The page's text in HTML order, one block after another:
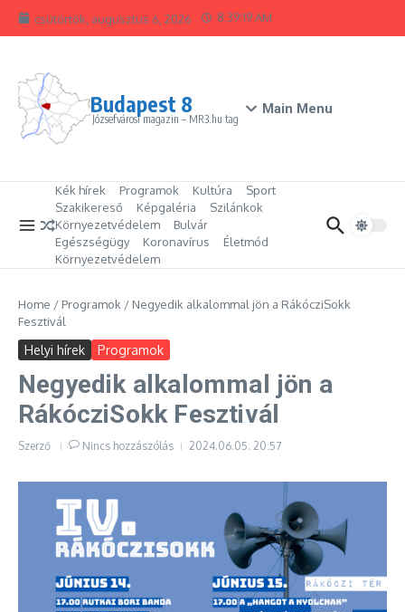
Ugrás a tartalomhoz
csütörtök, augusztus 6, 2026 8:39:19 AM
Budapest 8
Józsefvárosi magazin – MR3.hu tag
Main Menu
Kék hírek Programok Kultúra
Sport
Szakikereső
Képgaléria
Szilánkok
Környezetvédelem
Bulvár
Egészségügy
Koronavírus
Életmód
Környezetvédelem
Home / Programok / Negyedik alkalommal jön a RákócziSokk
Fesztivál
Helyi hírek Programok
Negyedik alkalommal jön a
RákócziSokk Fesztivál
Szerző Nincs hozzászólás 2024.06.05. 20:57